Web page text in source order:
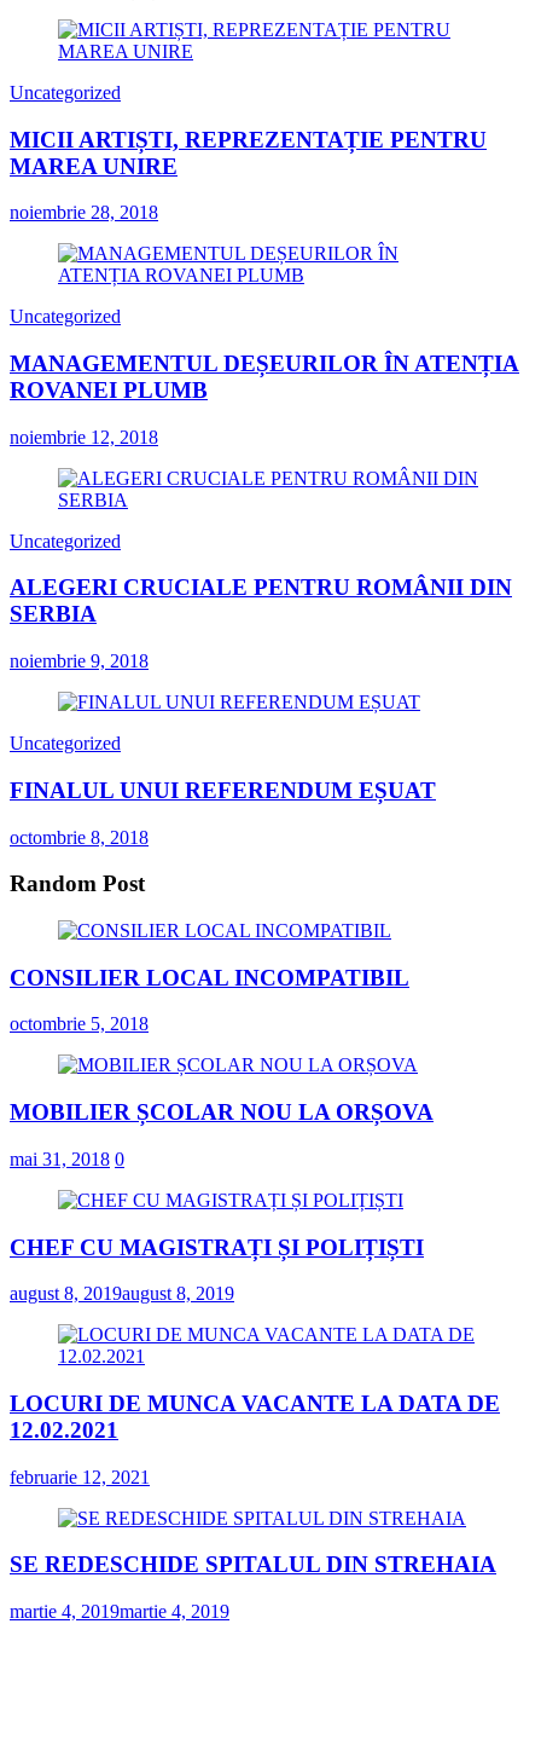
Uncategorized
MICII ARTIȘTI, REPREZENTAȚIE PENTRU
MAREA UNIRE
noiembrie 28, 2018
Uncategorized
MANAGEMENTUL DEȘEURILOR ÎN ATENȚIA
ROVANEI PLUMB
noiembrie 12, 2018
Uncategorized
ALEGERI CRUCIALE PENTRU ROMÂNII DIN
SERBIA
noiembrie 9, 2018
Uncategorized
FINALUL UNUI REFERENDUM EȘUAT
octombrie 8, 2018
Random Post
CONSILIER LOCAL INCOMPATIBIL
octombrie 5, 2018
MOBILIER ȘCOLAR NOU LA ORȘOVA
mai 31, 2018 0
CHEF CU MAGISTRAȚI ȘI POLIȚIȘTI
august 8, 2019august 8, 2019
LOCURI DE MUNCA VACANTE LA DATA DE
12.02.2021
februarie 12, 2021
SE REDESCHIDE SPITALUL DIN STREHAIA
martie 4, 2019martie 4, 2019